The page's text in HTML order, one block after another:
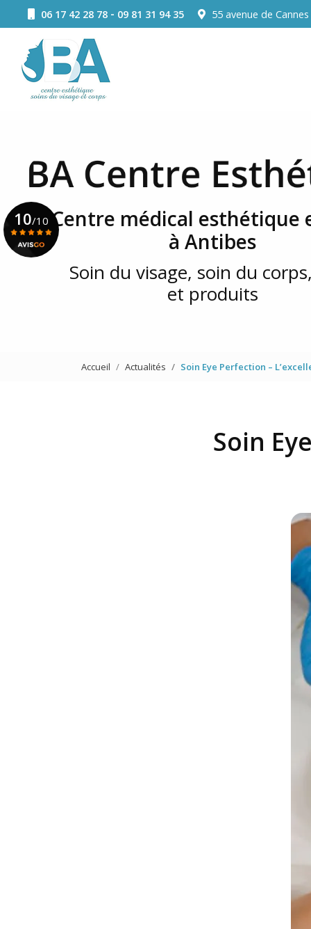
contenu
principal
06 17 42 28 78- 09 81 31 94 35 55 avenue de Cannes
Centre médical esthétique
à Antibes
Soin du visage, soin du
et produits
10/10
Accueil Actualités Soin Eye Perfection –
Soin